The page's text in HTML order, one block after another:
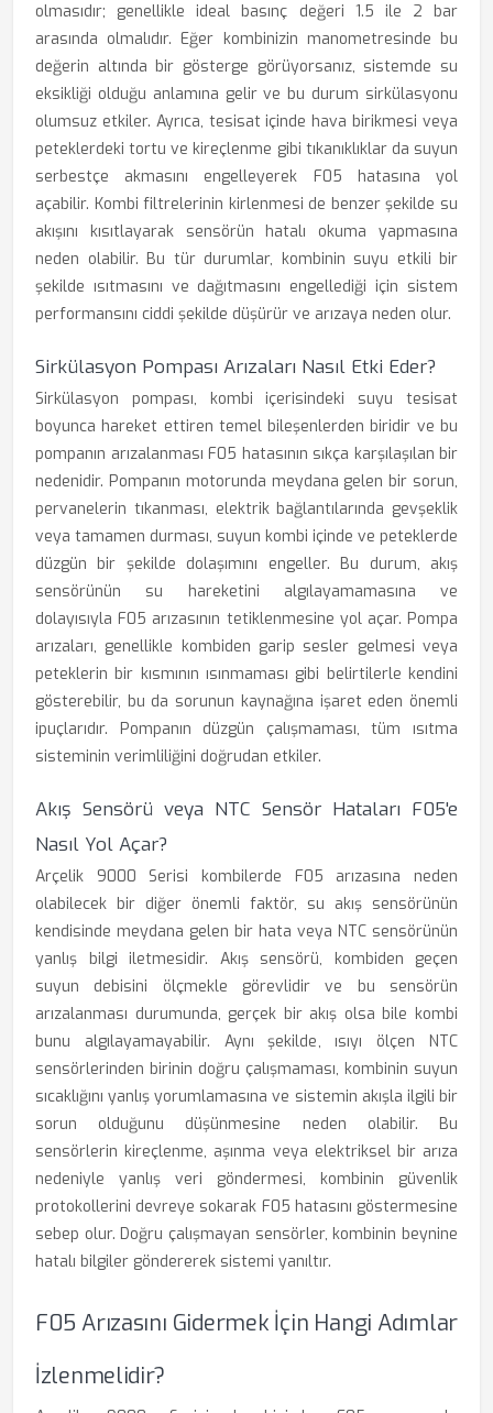
olmasıdır; genellikle ideal basınç değeri 1.5 ile 2 bar
arasında olmalıdır. Eğer kombinizin manometresinde bu
değerin altında bir gösterge görüyorsanız, sistemde su
eksikliği olduğu anlamına gelir ve bu durum sirkülasyonu
olumsuz etkiler. Ayrıca, tesisat içinde hava birikmesi veya
peteklerdeki tortu ve kireçlenme gibi tıkanıklıklar da suyun
serbestçe akmasını engelleyerek F05 hatasına yol
açabilir. Kombi filtrelerinin kirlenmesi de benzer şekilde su
akışını kısıtlayarak sensörün hatalı okuma yapmasına
neden olabilir. Bu tür durumlar, kombinin suyu etkili bir
şekilde ısıtmasını ve dağıtmasını engellediği için sistem
performansını ciddi şekilde düşürür ve arızaya neden olur.
Sirkülasyon Pompası Arızaları Nasıl Etki Eder?
Sirkülasyon pompası, kombi içerisindeki suyu tesisat
boyunca hareket ettiren temel bileşenlerden biridir ve bu
pompanın arızalanması F05 hatasının sıkça karşılaşılan bir
nedenidir. Pompanın motorunda meydana gelen bir sorun,
pervanelerin tıkanması, elektrik bağlantılarında gevşeklik
veya tamamen durması, suyun kombi içinde ve peteklerde
düzgün bir şekilde dolaşımını engeller. Bu durum, akış
sensörünün su hareketini algılayamamasına ve
dolayısıyla F05 arızasının tetiklenmesine yol açar. Pompa
arızaları, genellikle kombiden garip sesler gelmesi veya
peteklerin bir kısmının ısınmaması gibi belirtilerle kendini
gösterebilir, bu da sorunun kaynağına işaret eden önemli
ipuçlarıdır. Pompanın düzgün çalışmaması, tüm ısıtma
sisteminin verimliliğini doğrudan etkiler.
Akış Sensörü veya NTC Sensör Hataları F05'e
Nasıl Yol Açar?
Arçelik 9000 Serisi kombilerde F05 arızasına neden
olabilecek bir diğer önemli faktör, su akış sensörünün
kendisinde meydana gelen bir hata veya NTC sensörünün
yanlış bilgi iletmesidir. Akış sensörü, kombiden geçen
suyun debisini ölçmekle görevlidir ve bu sensörün
arızalanması durumunda, gerçek bir akış olsa bile kombi
bunu algılayamayabilir. Aynı şekilde, ısıyı ölçen NTC
sensörlerinden birinin doğru çalışmaması, kombinin suyun
sıcaklığını yanlış yorumlamasına ve sistemin akışla ilgili bir
sorun olduğunu düşünmesine neden olabilir. Bu
sensörlerin kireçlenme, aşınma veya elektriksel bir arıza
nedeniyle yanlış veri göndermesi, kombinin güvenlik
protokollerini devreye sokarak F05 hatasını göstermesine
sebep olur. Doğru çalışmayan sensörler, kombinin beynine
hatalı bilgiler göndererek sistemi yanıltır.
F05 Arızasını Gidermek İçin Hangi Adımlar
İzlenmelidir?